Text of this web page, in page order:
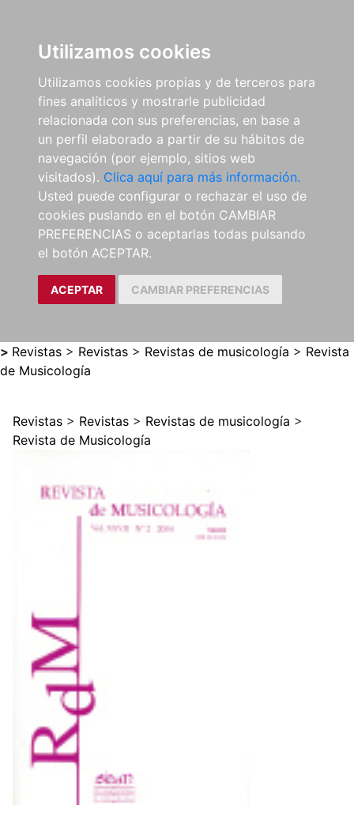
Utilizamos cookies
Utilizamos cookies propias y de terceros para
fines analíticos y mostrarle publicidad
relacionada con sus preferencias, en base a
un perfil elaborado a partir de su hábitos de
navegación (por ejemplo, sitios web
visitados). Clica aquí para más información.
Usted puede configurar o rechazar el uso de
cookies puslando en el botón CAMBIAR
PREFERENCIAS o aceptarlas todas pulsando
el botón ACEPTAR.
ACEPTAR CAMBIAR PREFERENCIAS
> Revistas > Revistas > Revistas de musicología > Revista
de Musicología
Revistas > Revistas > Revistas de musicología >
Revista de Musicología